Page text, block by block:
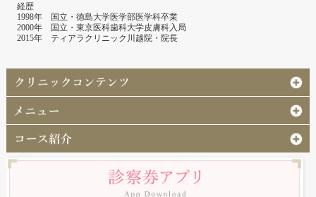
経歴
1998年 国立・徳島大学医学部医学科卒業
2000年 国立・東京医科歯科大学皮膚科入局
2015年 ティアラクリニック川越院・院長